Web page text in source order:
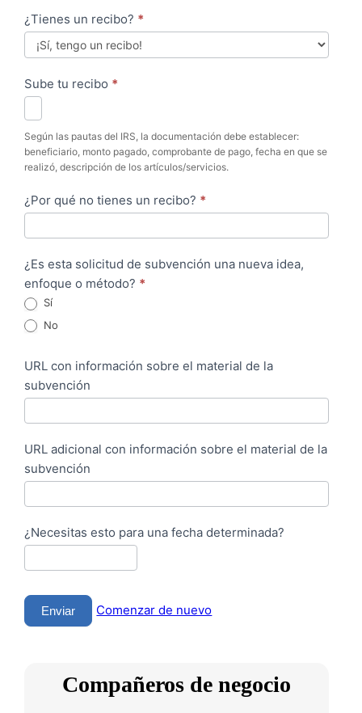
¿Tienes un recibo? *
Sube tu recibo *
Según las pautas del IRS, la documentación debe establecer:
beneficiario, monto pagado, comprobante de pago, fecha en que se
realizó, descripción de los artículos/servicios.
¿Por qué no tienes un recibo? *
¿Es esta solicitud de subvención una nueva idea,
enfoque o método? *
Sí
No
URL con información sobre el material de la
subvención
URL adicional con información sobre el material de la
subvención
¿Necesitas esto para una fecha determinada?
Enviar Comenzar de nuevo
Compañeros de negocio